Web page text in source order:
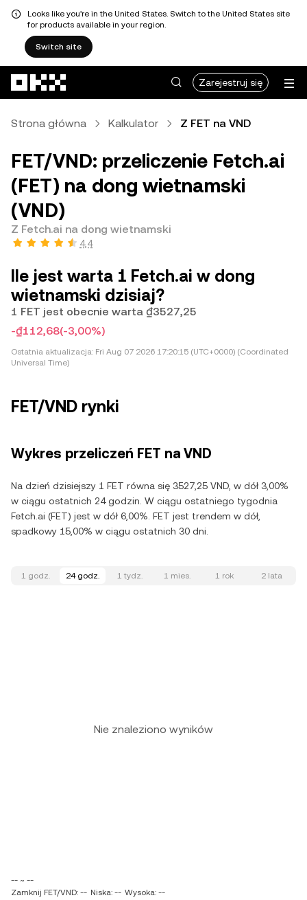
Looks like you're in the United States. Switch to the United States site
for products available in your region.
Switch site
Zarejestruj się
Strona główna Kalkulator Z FET na VND
FET/VND: przeliczenie Fetch.ai
(FET) na dong wietnamski
(VND)
Z Fetch.ai na dong wietnamski
4,4
Ile jest warta 1 Fetch.ai w dong
wietnamski dzisiaj?
1 FET jest obecnie warta ₫3527,25
-₫112,68(-3,00%)
Ostatnia aktualizacja: Fri Aug 07 2026 17:20:15 (UTC+0000) (Coordinated
Universal Time)
FET/VND rynki
Wykres przeliczeń FET na VND
Na dzień dzisiejszy 1 FET równa się 3527,25 VND, w dół 3,00%
w ciągu ostatnich 24 godzin. W ciągu ostatniego tygodnia
Fetch.ai (FET) jest w dół 6,00%. FET jest trendem w dół,
spadkowy 15,00% w ciągu ostatnich 30 dni.
1 godz. 24 godz. 1 tydz. 1 mies. 1 rok 2 lata
Nie znaleziono wyników
-- ~ --
Zamknij FET/VND: -- Niska: -- Wysoka: --